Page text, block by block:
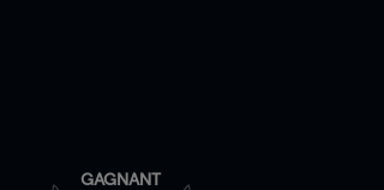
GAGNANT